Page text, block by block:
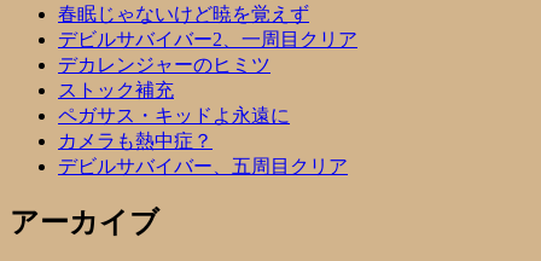
春眠じゃないけど暁を覚えず
デビルサバイバー2、一周目クリア
デカレンジャーのヒミツ
ストック補充
ペガサス・キッドよ永遠に
カメラも熱中症？
デビルサバイバー、五周目クリア
アーカイブ